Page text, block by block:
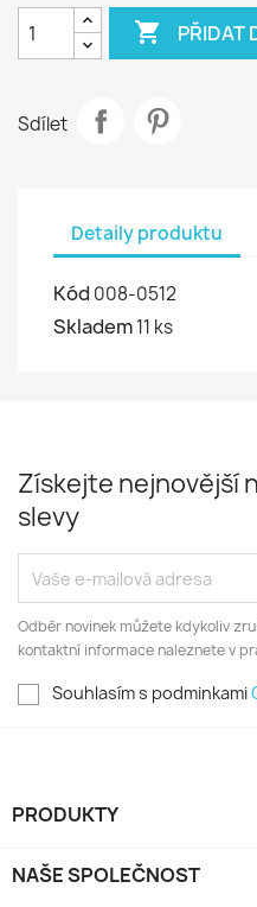
 PŘIDAT
Sdílet
Detaily produktu
Kód 008-0512
Skladem11 ks
Získejte nejnovější
slevy
Odběr novinek můžete kdykoliv
kontaktní informace naleznete v
Souhlasím s podminkami
PRODUKTY
NAŠE SPOLEČNOST